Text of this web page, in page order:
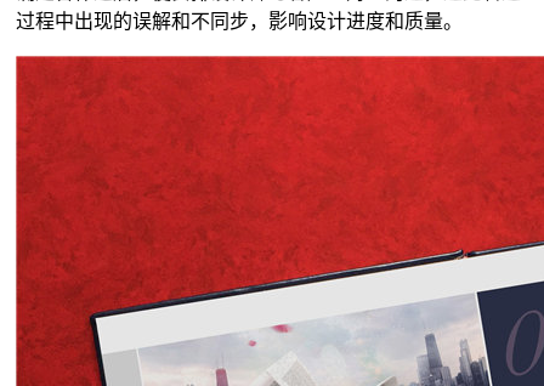
过程中出现的误解和不同步，影响设计进度和质量。